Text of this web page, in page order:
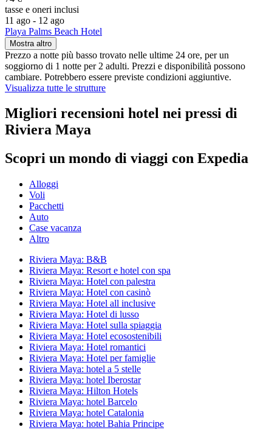
tasse e oneri inclusi
11 ago - 12 ago
Playa Palms Beach Hotel
Mostra altro
Prezzo a notte più basso trovato nelle ultime 24 ore, per un
soggiorno di 1 notte per 2 adulti. Prezzi e disponibilità possono
cambiare. Potrebbero essere previste condizioni aggiuntive.
Visualizza tutte le strutture
Migliori recensioni hotel nei pressi di
Riviera Maya
Scopri un mondo di viaggi con Expedia
Alloggi
Voli
Pacchetti
Auto
Case vacanza
Altro
Riviera Maya: B&B
Riviera Maya: Resort e hotel con spa
Riviera Maya: Hotel con palestra
Riviera Maya: Hotel con casinò
Riviera Maya: Hotel all inclusive
Riviera Maya: Hotel di lusso
Riviera Maya: Hotel sulla spiaggia
Riviera Maya: Hotel ecosostenibili
Riviera Maya: Hotel romantici
Riviera Maya: Hotel per famiglie
Riviera Maya: hotel a 5 stelle
Riviera Maya: hotel Iberostar
Riviera Maya: Hilton Hotels
Riviera Maya: hotel Barcelo
Riviera Maya: hotel Catalonia
Riviera Maya: hotel Bahia Principe